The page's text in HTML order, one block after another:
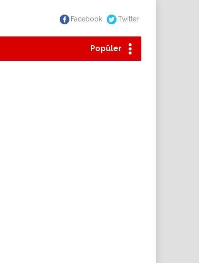
Facebook Twitter
Popüler